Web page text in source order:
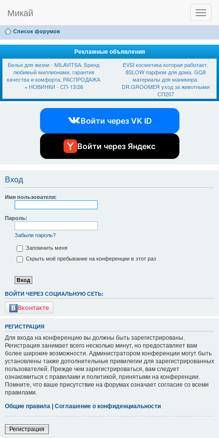
T
o
g
l
n
a
v
g
a
Микай
Ссылки Вход
Список форумов
Рекламные объявления
Белье для жизни - МILAVIТSА. Бренд
любимый миллионами, гарантия
качества и комфорта. РАСПРОДАЖА
+ НОВИНКИ - СП-13/26
EVSI косметика которая работает.
8SLOW парфюм для дома. GQ8
материалы для маникюра.
DR.GROOMER уход за животными
СП207
Войти через VK ID
Войти через Яндекс
Вход
Имя пользователя:
Пароль:
Забыли пароль?
Запомнить меня
Скрыть моё пребывание на конференции в этот раз
ВОЙТИ ЧЕРЕЗ СОЦИАЛЬНУЮ СЕТЬ:
Вконтакте
РЕГИСТРАЦИЯ
Для входа на конференцию вы должны быть зарегистрированы.
Регистрация занимает всего несколько минут, но предоставляет вам
более широкие возможности. Администратором конференции могут быть
установлены также дополнительные привилегии для зарегистрированных
пользователей. Прежде чем зарегистрироваться, вам следует
ознакомиться с правилами и политикой, принятыми на конференции.
Помните, что ваше присутствие на форумах означает согласие со всеми
правилами.
Общие правила
Соглашение о конфиденциальности
Регистрация